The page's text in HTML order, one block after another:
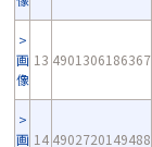
画
像
13 4901306186367
画 14 4902720149488